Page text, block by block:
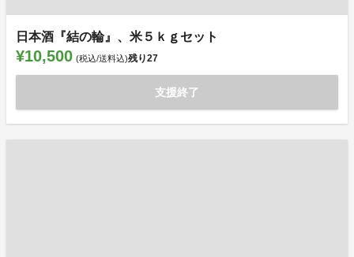
日本酒『結の輪』、米５ｋｇセット
¥10,500 (税込/送料込)残り27
支援終了